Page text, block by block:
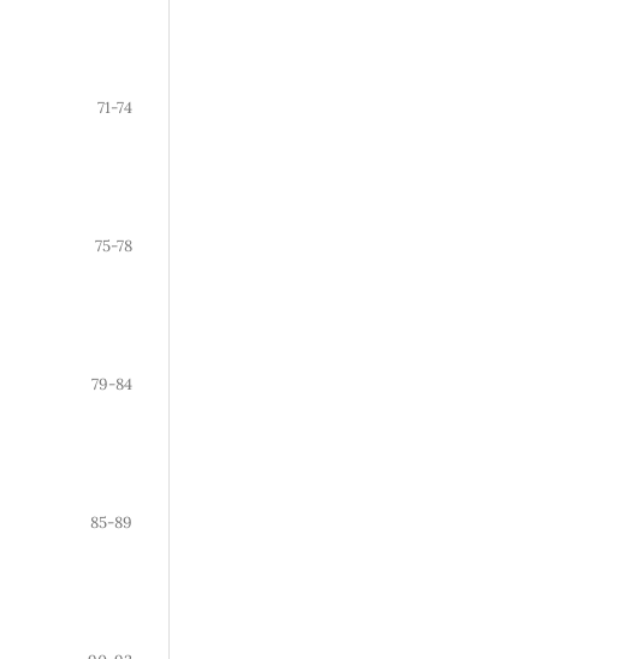
71-74
75-78
79-84
85-89